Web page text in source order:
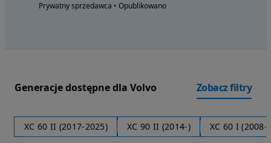
Prywatny sprzedawca • Opublikowano
Generacje dostępne dla Volvo Zobacz filtry
XC 60 II (2017-2025) XC 90 II (2014-) XC 60 I (2008-